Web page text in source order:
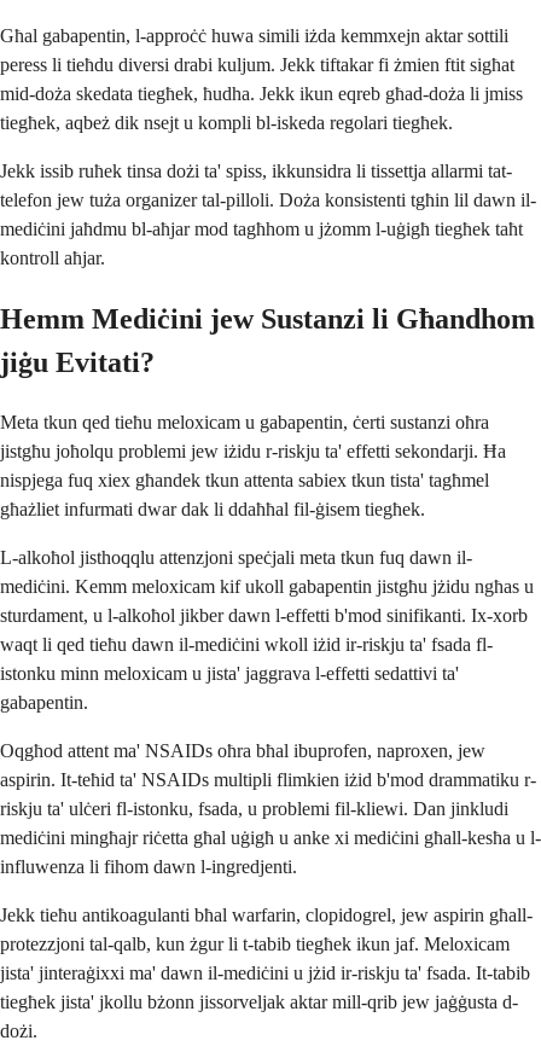
Għal gabapentin, l-approċċ huwa simili iżda kemmxejn aktar sottili
peress li tieħdu diversi drabi kuljum. Jekk tiftakar fi żmien ftit sigħat
mid-doża skedata tiegħek, ħudha. Jekk ikun eqreb għad-doża li jmiss
tiegħek, aqbeż dik nsejt u kompli bl-iskeda regolari tiegħek.
Jekk issib ruħek tinsa dożi ta' spiss, ikkunsidra li tissettja allarmi tat-
telefon jew tuża organizer tal-pilloli. Doża konsistenti tgħin lil dawn il-
mediċini jaħdmu bl-aħjar mod tagħhom u jżomm l-uġigħ tiegħek taħt
kontroll aħjar.
Hemm Mediċini jew Sustanzi li Għandhom
jiġu Evitati?
Meta tkun qed tieħu meloxicam u gabapentin, ċerti sustanzi oħra
jistgħu joħolqu problemi jew iżidu r-riskju ta' effetti sekondarji. Ħa
nispjega fuq xiex għandek tkun attenta sabiex tkun tista' tagħmel
għażliet infurmati dwar dak li ddaħħal fil-ġisem tiegħek.
L-alkoħol jisthoqqlu attenzjoni speċjali meta tkun fuq dawn il-
mediċini. Kemm meloxicam kif ukoll gabapentin jistgħu jżidu ngħas u
sturdament, u l-alkoħol jikber dawn l-effetti b'mod sinifikanti. Ix-xorb
waqt li qed tieħu dawn il-mediċini wkoll iżid ir-riskju ta' fsada fl-
istonku minn meloxicam u jista' jaggrava l-effetti sedattivi ta'
gabapentin.
Oqgħod attent ma' NSAIDs oħra bħal ibuprofen, naproxen, jew
aspirin. It-teħid ta' NSAIDs multipli flimkien iżid b'mod drammatiku r-
riskju ta' ulċeri fl-istonku, fsada, u problemi fil-kliewi. Dan jinkludi
mediċini mingħajr riċetta għal uġigħ u anke xi mediċini għall-kesħa u l-
influwenza li fihom dawn l-ingredjenti.
Jekk tieħu antikoagulanti bħal warfarin, clopidogrel, jew aspirin għall-
protezzjoni tal-qalb, kun żgur li t-tabib tiegħek ikun jaf. Meloxicam
jista' jinteraġixxi ma' dawn il-mediċini u jżid ir-riskju ta' fsada. It-tabib
tiegħek jista' jkollu bżonn jissorveljak aktar mill-qrib jew jaġġusta d-
dożi.